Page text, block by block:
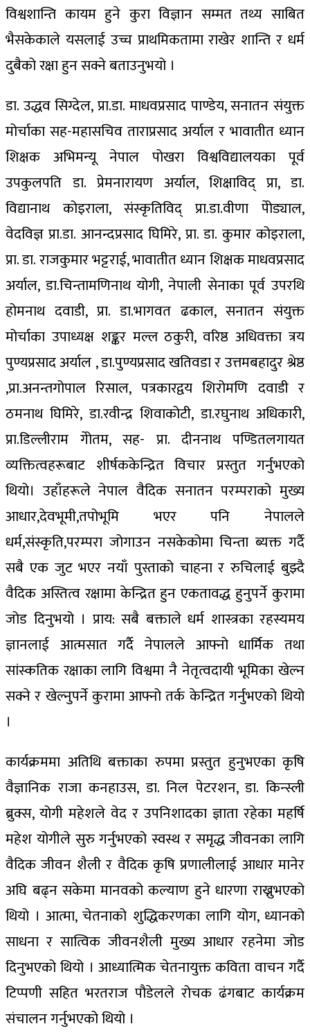
विश्वशान्ति कायम हुने कुरा विज्ञान सम्मत तथ्य साबित
भैसकेकाले यसलाई उच्च प्राथमिकतामा राखेर शान्ति र धर्म
दुबैको रक्षा हुन सक्ने बताउनुभयो ।
डा. उद्धव सिग्देल, प्रा.डा. माधवप्रसाद पाण्डेय, सनातन संयुक्त
मोर्चाका सह-महासचिव ताराप्रसाद अर्याल र भावातीत ध्यान
शिक्षक अभिमन्यू नेपाल पोखरा विश्वविद्यालयका पूर्व
उपकुलपति डा. प्रेमनारायण अर्याल, शिक्षाविद् प्रा, डा.
विद्यानाथ कोइराला, संस्कृतिविद् प्रा.डा.वीणा पेोड्याल,
वेदविज्ञ प्रा.डा. आनन्दप्रसाद घिमिरे, प्रा. डा. कुमार कोइराला,
प्रा. डा. राजकुमार भट्टराई, भावातीत ध्यान शिक्षक माधवप्रसाद
अर्याल, डा.चिन्तामणिनाथ योगी, नेपाली सेनाका पूर्व उपरथि
होमनाथ दवाडी, प्रा. डा.भागवत ढकाल, सनातन संयुक्त
मोर्चाका उपाध्यक्ष शङ्कर मल्ल ठकुरी, वरिष्ठ अधिवक्ता त्रय
पुण्यप्रसाद अर्याल , डा.पुण्यप्रसाद खतिवडा र उत्तमबहादुर श्रेष्ठ
,प्रा.अनन्तगोपाल रिसाल, पत्रकारद्वय शिरोमणि दवाडी र
ठमनाथ घिमिरे, डा.रवीन्द्र शिवाकोटी, डा.रघुनाथ अधिकारी,
प्रा.डिल्लीराम गेोतम, सह- प्रा. दीननाथ पण्डितलगायत
व्यक्तित्वहरूबाट शीर्षककेन्द्रित विचार प्रस्तुत गर्नुभएको
थियो। उहाँहरूले नेपाल वैदिक सनातन परम्पराको मुख्य
आधार,देवभूमी,तपोभूमि भएर पनि नेपालले
धर्म,संस्कृति,परम्परा जोगाउन नसकेकोमा चिन्ता ब्यक्त गर्दै
सबै एक जुट भएर नयाँ पुस्ताको चाहना र रुचिलाई बुझ्दै
वैदिक अस्तित्व रक्षामा केन्द्रित हुन एकतावद्ध हुनुपर्ने कुरामा
जोड दिनुभयो । प्राय: सबै बक्ताले धर्म शास्त्रका रहस्यमय
ज्ञानलाई आत्मसात गर्दै नेपालले आफ्नो धार्मिक तथा
सांस्कतिक रक्षाका लागि विश्वमा नै नेतृत्वदायी भूमिका खेल्न
सक्ने र खेल्नुपर्ने कुरामा आफ्नो तर्क केन्द्रित गर्नुभएको थियो
।
कार्यक्रममा अतिथि बक्ताका रुपमा प्रस्तुत हुनुभएका कृषि
वैज्ञानिक राजा कनहाउस, डा. निल पेटरशन, डा. किन्स्ली
ब्रुक्स, योगी महेशले वेद र उपनिशादका ज्ञाता रहेका महर्षि
महेश योगीले सुरु गर्नुभएको स्वस्थ र समृद्ध जीवनका लागि
वैदिक जीवन शैली र वैदिक कृषि प्रणालीलाई आधार मानेर
अघि बढ्न सकेमा मानवको कल्याण हुने धारणा राख्नुभएको
थियो । आत्मा, चेतनाको शुद्धिकरणका लागि योग, ध्यानको
साधना र सात्विक जीवनशैली मुख्य आधार रहनेमा जोड
दिनुभएको थियो । आध्यात्मिक चेतनायुक्त कविता वाचन गर्दै
टिप्पणी सहित भरतराज पौडेलले रोचक ढंगबाट कार्यक्रम
संचालन गर्नुभएको थियो ।